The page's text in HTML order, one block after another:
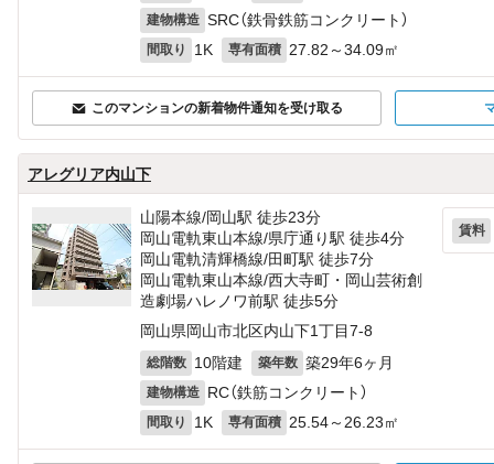
建物構造 SRC（鉄骨鉄筋コンクリート）
間取り 1K 専有面積 27.82～34.09㎡
このマンションの新着物件通知を受け取る
アレグリア内山下
山陽本線/岡山駅 徒歩23分
岡山電軌東山本線/県庁通り駅 徒歩4分
岡山電軌清輝橋線/田町駅 徒歩7分
岡山電軌東山本線/西大寺町・岡山芸術創
造劇場ハレノワ前駅 徒歩5分
岡山県岡山市北区内山下1丁目7-8
総階数 10階建 築年数 築29年6ヶ月
建物構造 RC（鉄筋コンクリート）
間取り 1K 専有面積 25.54～26.23㎡
賃料